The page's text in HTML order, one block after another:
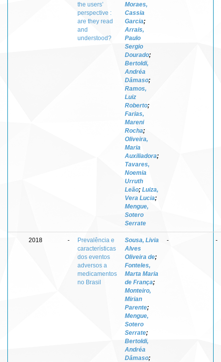
the users’
perspective :
are they read
and
understood?
Moraes,
Cassia
Garcia;
Arrais,
Paulo
Sergio
Dourado;
Bertoldi,
Andréa
Dâmaso;
Ramos,
Luiz
Roberto;
Farias,
Mareni
Rocha;
Oliveira,
Maria
Auxiliadora;
Tavares,
Noemia
Urruth
Leão; Luiza,
Vera Lucia;
Mengue,
Sotero
Serrate
2018 -
Prevalência e
características
dos eventos
adversos a
medicamentos
no Brasil
Sousa, Livia
Alves
Oliveira de;
Fonteles,
Marta Maria
de França;
Monteiro,
Mirian
Parente;
Mengue,
Sotero
Serrate;
Bertoldi,
Andréa
Dâmaso;
- -